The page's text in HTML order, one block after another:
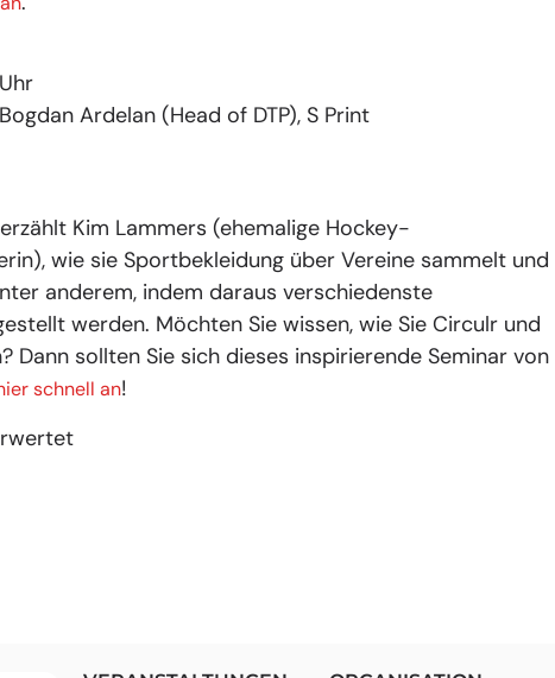
Ardelan (Head of DTP), S Print
Kim Lammers (ehemalige Hockey-
wie sie Sportbekleidung über Vereine sammelt und
anderem, indem daraus verschiedenste
werden. Möchten Sie wissen, wie Sie Circulr und
Dann sollten Sie sich dieses inspirierende Seminar von
schnell an!